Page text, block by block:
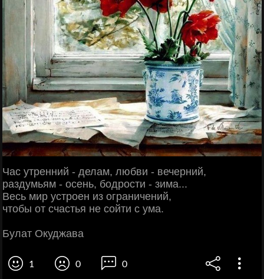
Час утренний - делам, любви - вечерний,
раздумьям - осень, бодрости - зима...
Весь мир устроен из ограничений,
чтобы от счастья не сойти с ума.
Булат Окуджава
1 0 0